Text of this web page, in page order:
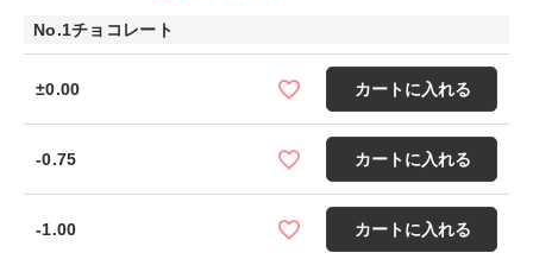
No.1チョコレート
±0.00 カートに入れる
-0.75 カートに入れる
-1.00 カートに入れる